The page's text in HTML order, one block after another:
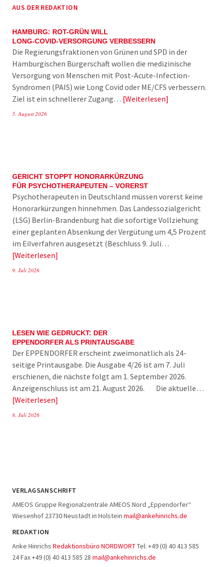
AUS DER REDAKTION
HAMBURG: ROT-GRÜN WILL
LONG-COVID-VERSORGUNG VERBESSERN
Die Regierungsfraktionen von Grünen und SPD in der
Hamburgischen Bürgerschaft wollen die medizinische
Versorgung von Menschen mit Post-Acute-Infection-
Syndromen (PAIS) wie Long Covid oder ME/CFS verbessern.
Ziel ist ein schnellerer Zugang… Weiterlesen
5. August 2026
GERICHT STOPPT HONORARKÜRZUNG
FÜR PSYCHOTHERAPEUTEN – VORERST
Psychotherapeuten in Deutschland müssen vorerst keine
Honorarkürzungen hinnehmen. Das Landessozialgericht
(LSG) Berlin-Brandenburg hat die sofortige Vollziehung
einer geplanten Absenkung der Vergütung um 4,5 Prozent
im Eilverfahren ausgesetzt (Beschluss 9. Juli…
Weiterlesen
9. Juli 2026
LESEN WIE GEDRUCKT: DER
EPPENDORFER ALS PRINTAUSGABE
Der EPPENDORFER erscheint zweimonatlich als 24-
seitige Printausgabe. Die Ausgabe 4/26 ist am 7. Juli
erschienen, die nächste folgt am 1. September 2026.
Anzeigenschluss ist am 21. August 2026. Die aktuelle…
Weiterlesen
8. Juli 2026
VERLAGSANSCHRIFT
AMEOS Gruppe Regionalzentrale AMEOS Nord „Eppendorfer“
Wiesenhof 23730 Neustadt in Holstein mail@ankehinrichs.de
REDAKTION
Anke Hinrichs Redaktionsbüro NORDWORTTel: +49 (0) 40 413 585
24 Fax +49 (0) 40 413 585 28 mail@ankehinrichs.de